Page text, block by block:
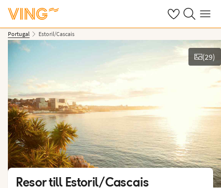
Se dinaSök på ving.se
Meny
Portugal Estoril/Cascais
Se bilder
(29)
Resor till Estoril/Cascais